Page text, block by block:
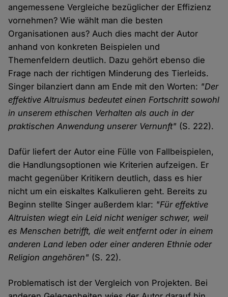
angemessene Vergleiche bezüglicher der Effizienz
vornehmen? Wie wählt man die besten
Organisationen aus? Auch dies macht der Autor
anhand von konkreten Beispielen und
Themenfeldern deutlich. Dazu gehört ebenso die
Frage nach der richtigen Minderung des Tierleids.
Singer bilanziert dann am Ende mit den Worten: "Der
effektive Altruismus bedeutet einen Fortschritt sowohl
in unserem ethischen Verhalten als auch in der
praktischen Anwendung unserer Vernunft" (S. 222).
Dafür liefert der Autor eine Fülle von Fallbeispielen,
die Handlungsoptionen wie Kriterien aufzeigen. Er
macht gegenüber Kritikern deutlich, dass es hier
nicht um ein eiskaltes Kalkulieren geht. Bereits zu
Beginn stellte Singer außerdem klar: "Für effektive
Altruisten wiegt ein Leid nicht weniger schwer, weil
es Menschen betrifft, die weit entfernt oder in einem
anderen Land leben oder einer anderen Ethnie oder
Religion angehören" (S. 22).
Problematisch ist der Vergleich von Projekten. Bei